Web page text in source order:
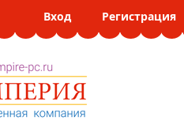
Вход Регистрация